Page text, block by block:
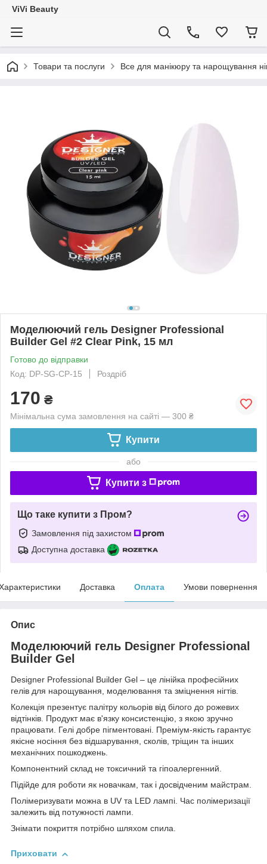
ViVi Beauty
Товари та послуги Все для манікюру та нарощування
Моделюючий гель Designer Professional
Builder Gel #2 Clear Pink, 15 мл
Готово до відправки
Код: DP-SG-CP-15
Роздріб
170 ₴
Мінімальна сума замовлення на сайті — 300 ₴
Купити
або
Купити з
Що таке купити з Пром?
Замовлення під захистом
Доступна доставка
Доставка Оплата Умови повернення
Опис
Моделюючий гель Designer Professional
Builder Gel
Designer Professional Builder Gel – це лінійка професійних
гелів для нарощування, моделювання та зміцнення нігтів.
Колекція презентує палітру кольорів від білого до рожевих
відтінків. Продукт має в'язку консистенцію, з якою зручно
працювати. Гелі добре пігментовані. Преміум-якість гарантує
якісне носіння без відшарування, сколів, тріщин та інших
механічних пошкоджень.
Компонентний склад не токсичний та гіпоалергенний.
Підійде для роботи як новачкам, так і досвідченим майстрам.
Полімеризувати можна в UV та LED лампі. Час полімеризації
залежить від потужності лампи.
Знімати покриття потрібно шляхом спила.
Приховати